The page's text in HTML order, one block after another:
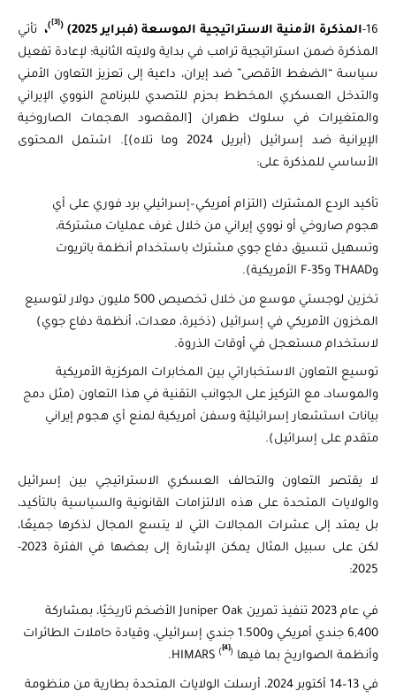
16- المذكرة الأمنية الاستراتيجية الموسعة (فبراير 2025) (
) ،تأتي
المذكرة ضمن استراتيجية ترامب في بداية ولايته الثانية؛ لإعادة تفعيل
سياسة “الضغط الأقصى” ضد إيران، داعية إلى تعزيز التعاون الأمني
والتدخل العسكري المخطط بحزم للتصدي للبرنامج النووي الإيراني
والمتغيرات في سلوك طهران [المقصود الهجمات الصاروخية
الإيرانية ضد إسرائيل (أبريل 2024 وما تلاه)]. اشتمل المحتوى
الأساسي للمذكرة على:
تأكيد الردع المشترك (التزام أمريكي–إسرائيلي برد فوري على أي
هجوم صاروخي أو نووي إيراني من خلال غرف عمليات مشتركة،
وتسهيل تنسيق دفاع جوي مشترك باستخدام أنظمة باتريوت
تخزين لوجستي موسع من خلال تخصيص 500 مليون دولار لتوسيع
المخزون الأمريكي في إسرائيل (ذخيرة، معدات، أنظمة دفاع جوي)
لاستخدام مستعجل في أوقات الذروة.
توسيع التعاون الاستخباراتي بين المخابرات المركزية الأمريكية
والموساد، مع التركيز على الجوانب التقنية في هذا التعاون (مثل دمج
بيانات استشعار إسرائيليّة وسفن أمريكية لمنع أي هجوم إيراني
متقدم على إسرائيل).
لا يقتصر التعاون والتحالف العسكري الاستراتيجي بين إسرائيل
والولايات المتحدة على هذه الالتزامات القانونية والسياسية بالتأكيد،
بل يمتد إلى عشرات المجالات التي لا يتسع المجال لذكرها جميعًا،
لكن على سبيل المثال يمكن الإشارة إلى بعضها في الفترة 2023-
2025:
في عام 2023 تنفيذ تمرين Juniper Oak الأضخم تاريخيًا، بمشاركة
6,400 جندي أمريكي و1.500 جندي إسرائيلي، وقيادة حاملات الطائرات
وأنظمة الصواريخ بما فيها HIMARS
([4])
.
في 13–14 أكتوبر 2024، أرسلت الولايات المتحدة بطارية من منظومة